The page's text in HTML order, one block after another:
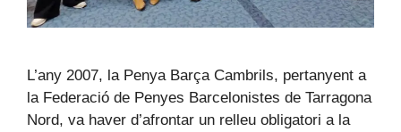
L’any 2007, la Penya Barça Cambrils, pertanyent a
la Federació de Penyes Barcelonistes de Tarragona
Nord, va haver d’afrontar un relleu obligatori a la